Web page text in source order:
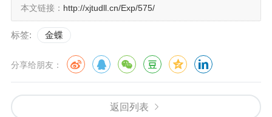
本文链接： http://xjtudll.cn/Exp/575/
标签: 金蝶
分享给朋友：
返回列表